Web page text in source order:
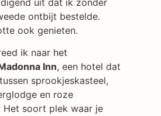
ontbijt bestelde.
ook genieten.
ik naar het
Inn, een hotel dat
sprookjeskasteel,
en roze
Het soort plek waar je